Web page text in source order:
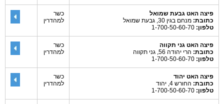
פיצה האט גבעת שמואל
כתובת: מנחם בגין 30, גבעת שמואל
טלפון:
כשר
למהדרין
פיצה האט גני תקווה
כתובת: הרי יהודה 56, גני תקווה
טלפון:
כשר
למהדרין
פיצה האט יהוד
כתובת: החורש 4, יהוד
טלפון:
כשר
למהדרין